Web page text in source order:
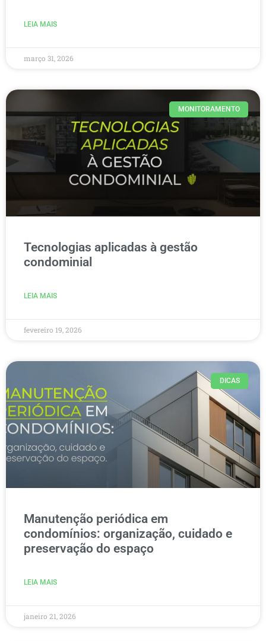
LEIA MAIS
março 31, 2026
MONITORAMENTO
Tecnologias aplicadas à gestão
condominial
LEIA MAIS
fevereiro 19, 2026
DICAS
Manutenção periódica em
condomínios: organização, cuidado e
preservação do espaço
LEIA MAIS
janeiro 21, 2026